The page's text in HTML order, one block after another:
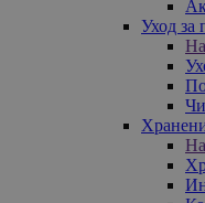
Уход за